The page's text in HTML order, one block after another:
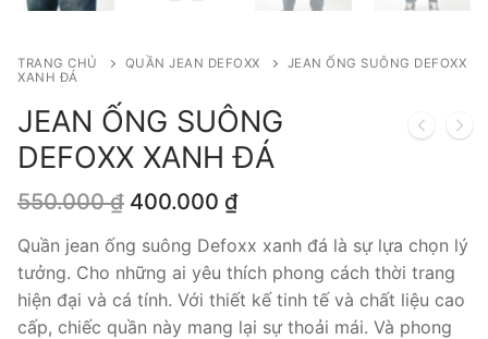
TRANG CHỦ QUẦN JEAN DEFOXX
JEAN ỐNG SUÔNG DEFOXX
XANH ĐÁ
JEAN ỐNG SUÔNG
DEFOXX XANH ĐÁ
550.000₫ Giá
là:
550.000 ₫.
400.000 ₫Giá
tại
là:
400.000 ₫.
Quần jean ống suông Defoxx xanh đá là sự lựa chọn lý
tưởng. Cho những ai yêu thích phong cách thời trang
hiện đại và cá tính. Với thiết kế tinh tế và chất liệu cao
cấp, chiếc quần này mang lại sự thoải mái. Và phong